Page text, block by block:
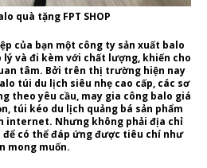
quà tặng FPT SHOP
của bạn một công ty sản xuất balo
và đi kèm với chất lượng, khiến cho
tâm. Bởi trên thị trường hiện nay
túi du lịch siêu nhẹ cao cấp, các sơ
theo yêu cầu, may gia công balo giá
túi kéo du lịch quảng bá sản phẩm
internet. Nhưng không phải địa chỉ
có thể đáp ứng được tiêu chí như
mong muốn.